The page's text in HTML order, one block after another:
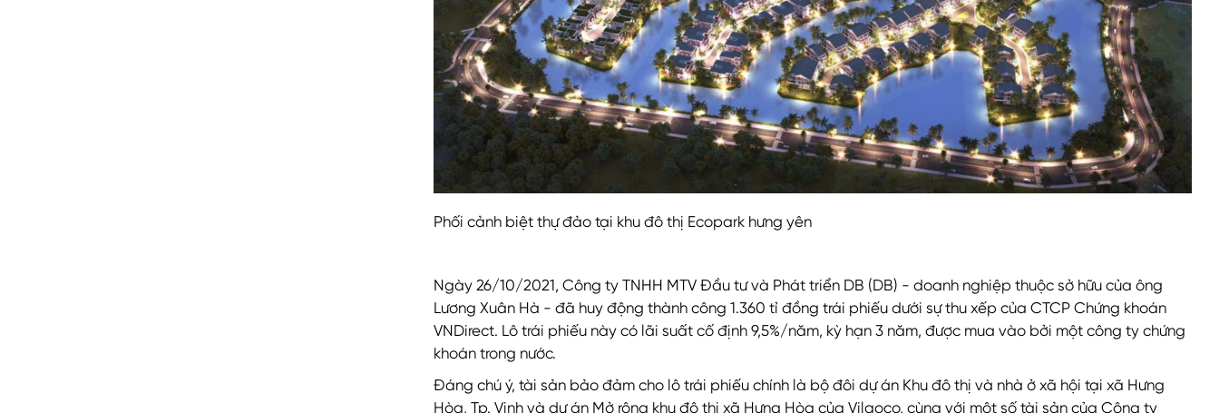
Phối cảnh biệt thự đảo tại khu đô thị Ecopark hưng yên
Ngày 26/10/2021, Công ty TNHH MTV Đầu tư và Phát triển DB (DB) - doanh nghiệp thuộc sở hữu của ông
Lương Xuân Hà - đã huy động thành công 1.360 tỉ đồng trái phiếu dưới sự thu xếp của CTCP Chứng khoán
VNDirect. Lô trái phiếu này có lãi suất cố định 9,5%/năm, kỳ hạn 3 năm, được mua vào bởi một công ty chứng
khoán trong nước.
Đáng chú ý, tài sản bảo đảm cho lô trái phiếu chính là bộ đôi dự án Khu đô thị và nhà ở xã hội tại xã Hưng
Hòa, Tp. Vinh và dự án Mở rộng khu đô thị xã Hưng Hòa của Vilaoco, cùng với một số tài sản của Công ty